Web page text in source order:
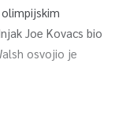
Joe Kovacs bio
osvojio je